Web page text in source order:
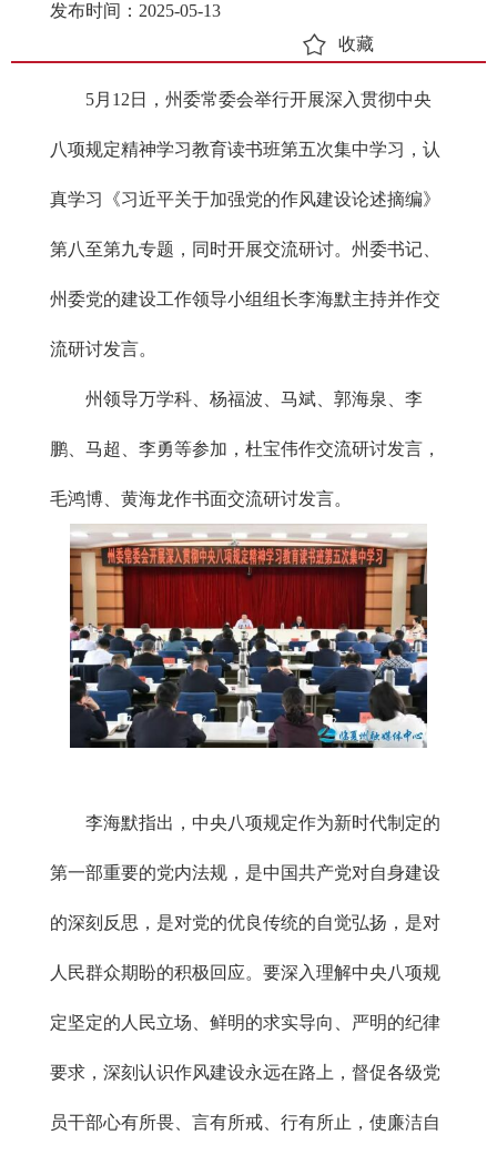
发布时间：2025-05-13
收藏
5月12日，州委常委会举行开展深入贯彻中央
八项规定精神学习教育读书班第五次集中学习，认
真学习《习近平关于加强党的作风建设论述摘编》
第八至第九专题，同时开展交流研讨。州委书记、
州委党的建设工作领导小组组长李海默主持并作交
流研讨发言。
州领导万学科、杨福波、马斌、郭海泉、李
鹏、马超、李勇等参加，杜宝伟作交流研讨发言，
毛鸿博、黄海龙作书面交流研讨发言。
李海默指出，中央八项规定作为新时代制定的
第一部重要的党内法规，是中国共产党对自身建设
的深刻反思，是对党的优良传统的自觉弘扬，是对
人民群众期盼的积极回应。要深入理解中央八项规
定坚定的人民立场、鲜明的求实导向、严明的纪律
要求，深刻认识作风建设永远在路上，督促各级党
员干部心有所畏、言有所戒、行有所止，使廉洁自